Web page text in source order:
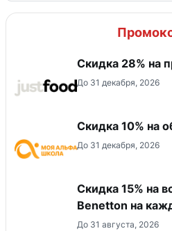
Скидка 28% на
До 31 декабря, 2026
Скидка 10% на
До 31 декабря, 2026
Скидка 15% на
Benetton на
До 31 августа, 2026